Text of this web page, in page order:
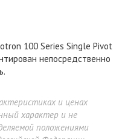
100 Series Single Pivot
непосредственно
и ценах
характер и не
положениями